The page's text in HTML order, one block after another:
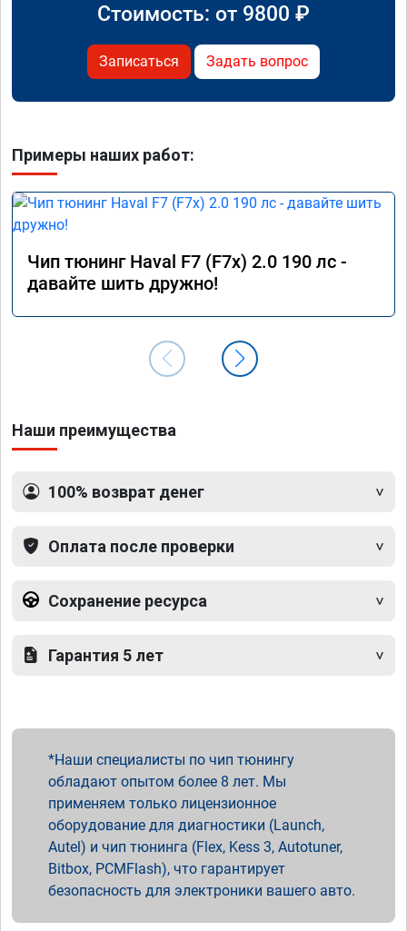
Стоимость: от 9800 ₽
Записаться Задать вопрос
Примеры наших работ:
Чип тюнинг Haval F7 (F7x) 2.0 190 лс -
давайте шить дружно!
Наши преимущества
100% возврат денег
Оплата после проверки
Сохранение ресурса
Гарантия 5 лет
Наши специалисты по чип тюнингу
обладают опытом более 8 лет. Мы
применяем только лицензионное
оборудование для диагностики (Launch,
Autel) и чип тюнинга (Flex, Kess 3, Autotuner,
Bitbox, PCMFlash), что гарантирует
безопасность для электроники вашего авто.